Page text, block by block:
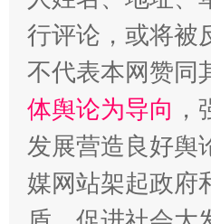
行评论，或将被
不代表本网赞同
体舆论为导向
发展营造良好舆
媒网站架起政府